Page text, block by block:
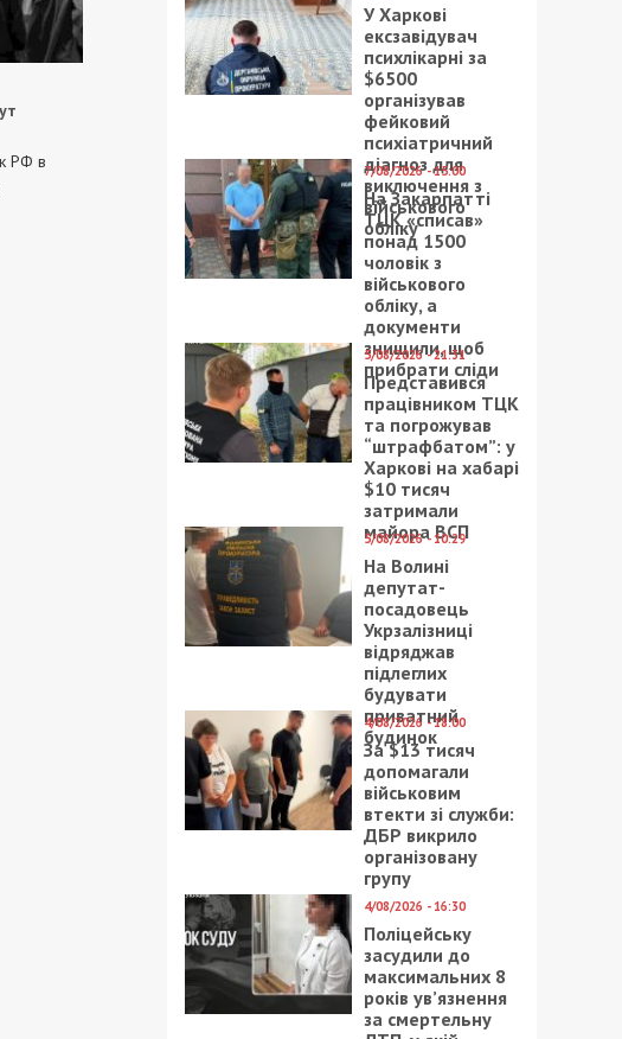
РФ в
У Харкові
ексзавідувач
психлікарні за
$6500
організував
фейковий
психіатричний
діагноз для
виключення з
військового
обліку
7/08/2026 - 15:00
На Закарпатті
ТЦК «списав»
понад 1500
чоловік з
військового
обліку, а
документи
знищили, щоб
прибрати сліди
5/08/2026 - 21:31
Представився
працівником ТЦК
та погрожував
“штрафбатом”: у
Харкові на хабарі
$10 тисяч
затримали
майора ВСП
5/08/2026 - 10:29
На Волині
депутат-
посадовець
Укрзалізниці
відряджав
підлеглих
будувати
приватний
будинок
4/08/2026 - 18:00
За $13 тисяч
допомагали
військовим
втекти зі служби:
ДБР викрило
організовану
групу
4/08/2026 - 16:30
Поліцейську
засудили до
максимальних 8
років ув’язнення
за смертельну